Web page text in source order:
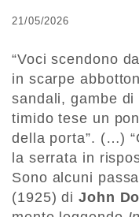
21/05/2026
“Voci scendono
in scarpe
sandali, gambe
timido tese un
della porta”. (…)
la serrata in
Sono alcuni
(1925) diJohn